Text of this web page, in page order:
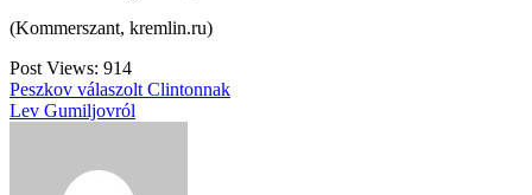
(Kommerszant, kremlin.ru)
Post Views: 914
Bejegyzés
navigáció
Peszkov válaszolt Clintonnak
Lev Gumiljovról